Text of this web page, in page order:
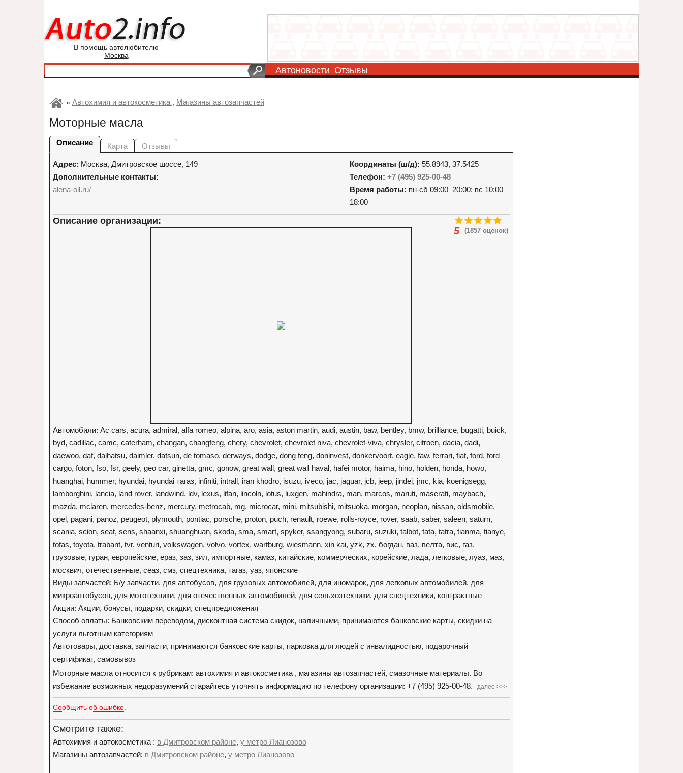
В помощь автолюбителю
Москва
Автоновости Отзывы
» Автохимия и автокосметика , Магазины автозапчастей
Моторные масла
Описание Карта Отзывы
Адрес: Москва, Дмитровское шоссе, 149
Дополнительные контакты:
alena-oil.ru/
Координаты (ш/д): 55.8943, 37.5425
Телефон: +7 (495) 925-00-48
Время работы: пн-сб 09:00–20:00; вс 10:00–
18:00
(1857 оценок)
5
Описание организации:
Автомобили: Ac cars, acura, admiral, alfa romeo, alpina, aro, asia, aston martin, audi, austin, baw, bentley, bmw, brilliance, bugatti, buick,
byd, cadillac, camc, caterham, changan, changfeng, chery, chevrolet, chevrolet niva, chevrolet-viva, chrysler, citroen, dacia, dadi,
daewoo, daf, daihatsu, daimler, datsun, de tomaso, derways, dodge, dong feng, doninvest, donkervoort, eagle, faw, ferrari, fiat, ford, ford
cargo, foton, fso, fsr, geely, geo car, ginetta, gmc, gonow, great wall, great wall haval, hafei motor, haima, hino, holden, honda, howo,
huanghai, hummer, hyundai, hyundai тагаз, infiniti, intrall, iran khodro, isuzu, iveco, jac, jaguar, jcb, jeep, jindei, jmc, kia, koenigsegg,
lamborghini, lancia, land rover, landwind, ldv, lexus, lifan, lincoln, lotus, luxgen, mahindra, man, marcos, maruti, maserati, maybach,
mazda, mclaren, mercedes-benz, mercury, metrocab, mg, microcar, mini, mitsubishi, mitsuoka, morgan, neoplan, nissan, oldsmobile,
opel, pagani, panoz, peugeot, plymouth, pontiac, porsche, proton, puch, renault, roewe, rolls-royce, rover, saab, saber, saleen, saturn,
scania, scion, seat, sens, shaanxi, shuanghuan, skoda, sma, smart, spyker, ssangyong, subaru, suzuki, talbot, tata, tatra, tianma, tianye,
tofas, toyota, trabant, tvr, venturi, volkswagen, volvo, vortex, wartburg, wiesmann, xin kai, yzk, zx, богдан, ваз, велта, вис, газ,
грузовые, гуран, европейские, ераз, заз, зил, импортные, камаз, китайские, коммерческих, корейские, лада, легковые, луаз, маз,
москвич, отечественные, сеаз, смз, спецтехника, тагаз, уаз, японские
Виды запчастей: Б/у запчасти, для автобусов, для грузовых автомобилей, для иномарок, для легковых автомобилей, для
микроавтобусов, для мототехники, для отечественных автомобилей, для сельхозтехники, для спецтехники, контрактные
Акции: Акции, бонусы, подарки, скидки, спецпредложения
Способ оплаты: Банковским переводом, дисконтная система скидок, наличными, принимаются банковские карты, скидки на
услуги льготным категориям
Автотовары, доставка, запчасти, принимаются банковские карты, парковка для людей с инвалидностью, подарочный
сертификат, самовывоз
Моторные масла относится к рубрикам: автохимия и автокосметика , магазины автозапчастей, смазочные материалы. Во
избежание возможных недоразумений старайтесь уточнять информацию по телефону организации: +7 (495) 925-00-48.
далее >>>
Сообщить об ошибке.
Смотрите также:
Автохимия и автокосметика : в Дмитровском районе, у метро Лианозово
Магазины автозапчастей: в Дмитровском районе, у метро Лианозово